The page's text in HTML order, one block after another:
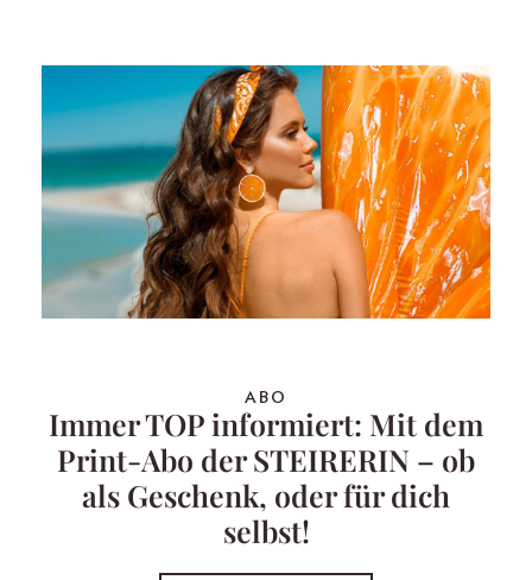
ABO
Immer TOP informiert: Mit dem
Print-Abo der STEIRERIN – ob
als Geschenk, oder für dich
selbst!